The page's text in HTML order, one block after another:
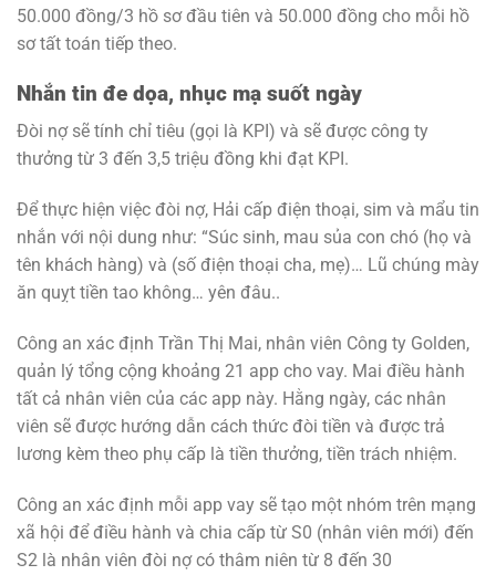
50.000 đồng/3 hồ sơ đầu tiên và 50.000 đồng cho mỗi hồ
sơ tất toán tiếp theo.
Nhắn tin đe dọa, nhục mạ suốt ngày
Đòi nợ sẽ tính chỉ tiêu (gọi là KPI) và sẽ được công ty
thưởng từ 3 đến 3,5 triệu đồng khi đạt KPI.
Để thực hiện việc đòi nợ, Hải cấp điện thoại, sim và mẩu tin
nhắn với nội dung như: “Súc sinh, mau sủa con chó (họ và
tên khách hàng) và (số điện thoại cha, mẹ)… Lũ chúng mày
ăn quỵt tiền tao không… yên đâu..
Công an xác định Trần Thị Mai, nhân viên Công ty Golden,
quản lý tổng cộng khoảng 21 app cho vay. Mai điều hành
tất cả nhân viên của các app này. Hằng ngày, các nhân
viên sẽ được hướng dẫn cách thức đòi tiền và được trả
lương kèm theo phụ cấp là tiền thưởng, tiền trách nhiệm.
Công an xác định mỗi app vay sẽ tạo một nhóm trên mạng
xã hội để điều hành và chia cấp từ S0 (nhân viên mới) đến
S2 là nhân viên đòi nợ có thâm niên từ 8 đến 30